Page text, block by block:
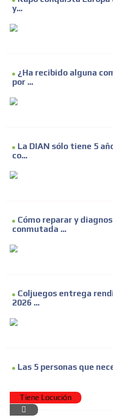
y...
¿Ha recibido alguna
por ...
La DIAN sólo tiene 5
co...
Cómo reparar y
conmutada ...
Coljuegos entrega
2026 ...
Las 5 personas que
Tiene Locución